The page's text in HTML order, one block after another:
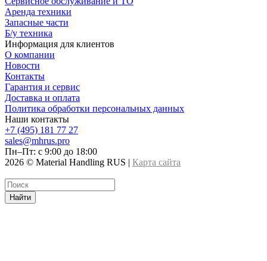
Аренда техники
Запасные части
Б/у техника
Информация для клиентов
О компании
Новости
Контакты
Гарантия и сервис
Доставка и оплата
Политика обработки персональных данных
Наши контакты
+7 (495) 181 77 27
sales@mhrus.pro
Пн–Пт: с 9:00 до 18:00
2026 © Material Handling RUS | Карта сайта
Найти